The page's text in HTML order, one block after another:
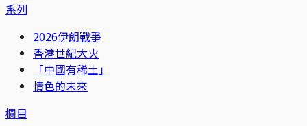
系列
2026伊朗戰爭
香港世紀大火
「中國有稀土」
情色的未來
欄目